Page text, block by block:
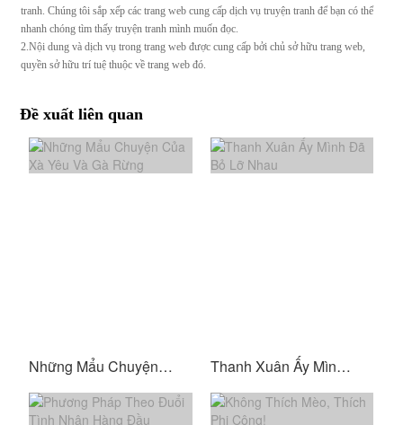
tranh. Chúng tôi sắp xếp các trang web cung cấp dịch vụ truyện tranh để bạn có thể
nhanh chóng tìm thấy truyện tranh mình muốn đọc.
2.Nội dung và dịch vụ trong trang web được cung cấp bởi chủ sở hữu trang web,
quyền sở hữu trí tuệ thuộc về trang web đó.
Đề xuất liên quan
Những Mẩu Chuyện Của Xà Yêu Và Gà Rừng Thanh Xuân Ấy Mình Đã Bỏ Lỡ Nhau